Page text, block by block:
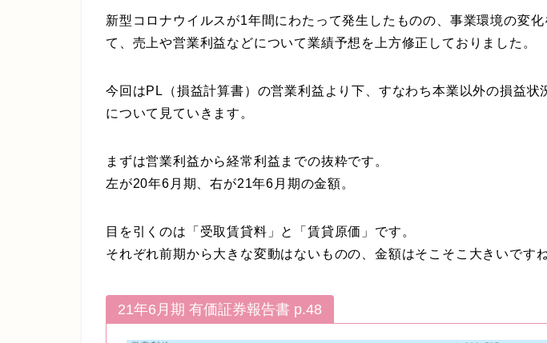
新型コロナウイルスが1年間にわたって発生したものの、事業環境の変
て、売上や営業利益などについて業績予想を上方修正しておりました。
今回はPL（損益計算書）の営業利益より下、すなわち本業以外の損益状
について見ていきます。
まずは営業利益から経常利益までの抜粋です。
左が20年6月期、右が21年6月期の金額。
目を引くのは「受取賃貸料」と「賃貸原価」です。
それぞれ前期から大きな変動はないものの、金額はそこそこ大きいですね
21年6月期 有価証券報告書 p.48